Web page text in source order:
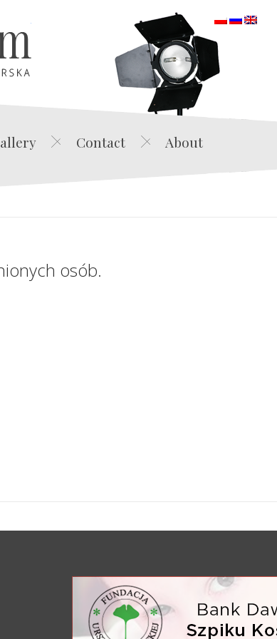
Edwin Film Agencja Aktorska
Contact About
osób.